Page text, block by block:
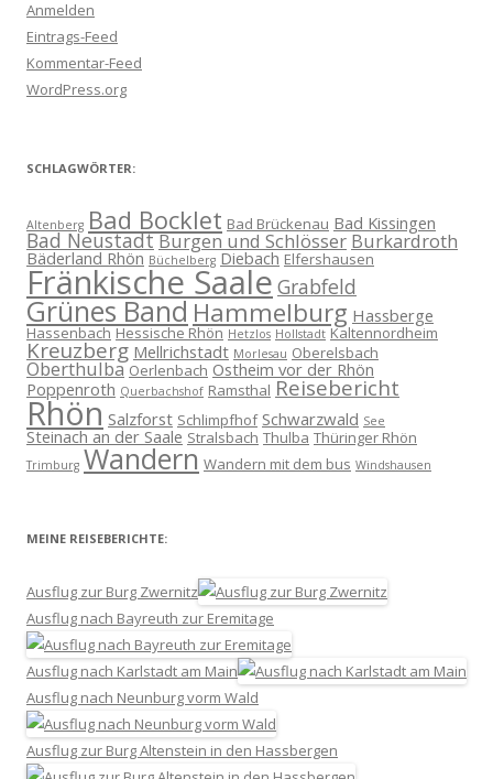
Anmelden
Eintrags-Feed
Kommentar-Feed
WordPress.org
SCHLAGWÖRTER:
Altenberg Bad Bocklet Bad Brückenau Bad Kissingen
Bad NeustadtBurgen und Schlösser Burkardroth
Bäderland Rhön Büchelberg Diebach Elfershausen
Fränkische Saale Grabfeld
Grünes BandHammelburg Hassberge
Hassenbach Hessische Rhön Hetzlos Hollstadt Kaltennordheim
Kreuzberg Mellrichstadt Morlesau Oberelsbach
Oberthulba Oerlenbach Ostheim vor der Rhön
Poppenroth Querbachshof Ramsthal Reisebericht
Rhön Salzforst Schlimpfhof Schwarzwald See
Steinach an der Saale Stralsbach Thulba Thüringer Rhön
Trimburg Wandern Wandern mit dem bus Windshausen
MEINE REISEBERICHTE:
Ausflug zur Burg Zwernitz
Ausflug nach Bayreuth zur Eremitage
Ausflug nach Karlstadt am Main
Ausflug nach Neunburg vorm Wald
Ausflug zur Burg Altenstein in den Hassbergen